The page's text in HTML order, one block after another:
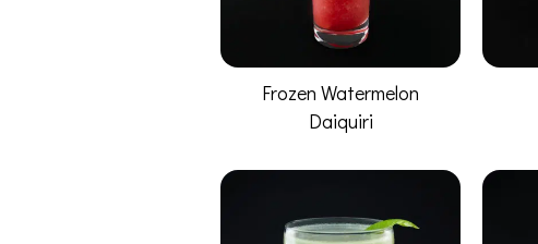
Frozen Watermelon
Daiquiri